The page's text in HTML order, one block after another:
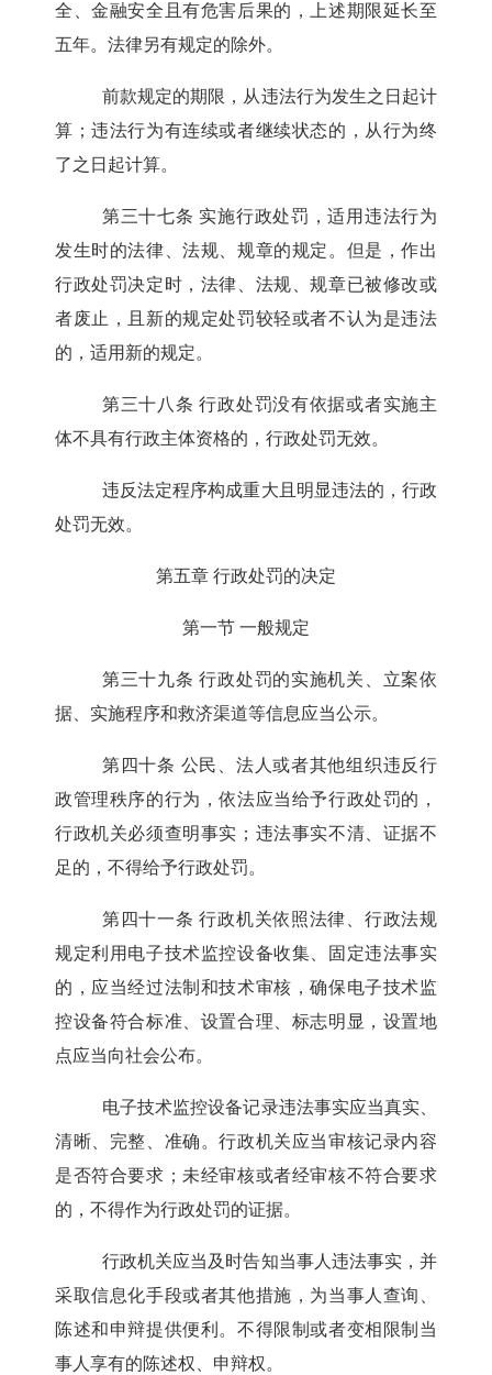
全、金融安全且有危害后果的，上述期限延长至
五年。法律另有规定的除外。
前款规定的期限，从违法行为发生之日起计
算；违法行为有连续或者继续状态的，从行为终
了之日起计算。
第三十七条 实施行政处罚，适用违法行为
发生时的法律、法规、规章的规定。但是，作出
行政处罚决定时，法律、法规、规章已被修改或
者废止，且新的规定处罚较轻或者不认为是违法
的，适用新的规定。
第三十八条 行政处罚没有依据或者实施主
体不具有行政主体资格的，行政处罚无效。
违反法定程序构成重大且明显违法的，行政
处罚无效。
第五章 行政处罚的决定
第一节 一般规定
第三十九条 行政处罚的实施机关、立案依
据、实施程序和救济渠道等信息应当公示。
第四十条 公民、法人或者其他组织违反行
政管理秩序的行为，依法应当给予行政处罚的，
行政机关必须查明事实；违法事实不清、证据不
足的，不得给予行政处罚。
第四十一条 行政机关依照法律、行政法规
规定利用电子技术监控设备收集、固定违法事实
的，应当经过法制和技术审核，确保电子技术监
控设备符合标准、设置合理、标志明显，设置地
点应当向社会公布。
电子技术监控设备记录违法事实应当真实、
清晰、完整、准确。行政机关应当审核记录内容
是否符合要求；未经审核或者经审核不符合要求
的，不得作为行政处罚的证据。
行政机关应当及时告知当事人违法事实，并
采取信息化手段或者其他措施，为当事人查询、
陈述和申辩提供便利。不得限制或者变相限制当
事人享有的陈述权、申辩权。